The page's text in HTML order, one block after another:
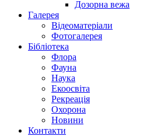
Дозорна вежа
Галерея
Відеоматеріали
Фотогалерея
Бібліотека
Флора
Фауна
Наука
Екоосвіта
Рекреація
Охорона
Новини
Контакти